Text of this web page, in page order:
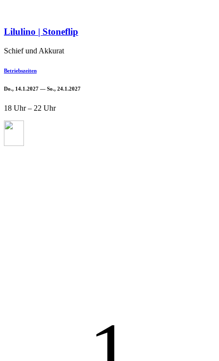
Lilulino | Stoneflip
Schief und Akkurat
Betriebszeiten
Do., 14.1.2027 — So., 24.1.2027
18 Uhr – 22 Uhr